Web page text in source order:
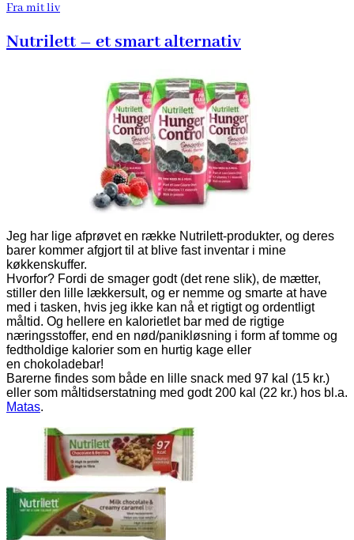
Fra mit liv
Nutrilett – et smart alternativ
Jeg har lige afprøvet en række Nutrilett-produkter, og deres
barer kommer afgjort til at blive fast inventar i mine
køkkenskuffer.
Hvorfor? Fordi de smager godt (det rene slik), de mætter,
stiller den lille lækkersult, og er nemme og smarte at have
med i tasken, hvis jeg ikke kan nå et rigtigt og ordentligt
måltid. Og hellere en kalorietlet bar med de rigtige
næringsstoffer, end en nød/panikløsning i form af tomme og
fedtholdige kalorier som en hurtig kage eller
en chokoladebar!
Barerne findes som både en lille snack med 97 kal (15 kr.)
eller som måltidserstatning med godt 200 kal (22 kr.) hos bl.a.
Matas.